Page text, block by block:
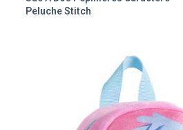
Peluche Stitch